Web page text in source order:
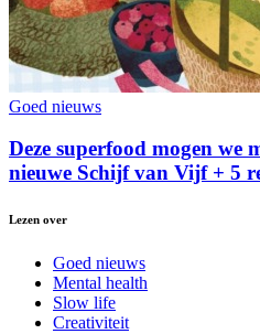
Goed nieuws
Deze superfood mogen we
nieuwe Schijf van Vijf + 5
Lezen over
Goed nieuws
Mental health
Slow life
Creativiteit